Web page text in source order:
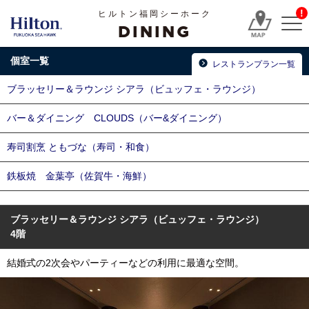
ヒルトン福岡シーホーク
DINING
!
個室一覧 レストランプラン一覧
ブラッセリー＆ラウンジ シアラ（ビュッフェ・ラウンジ）
バー＆ダイニング CLOUDS（バー&ダイニング）
寿司割烹 ともづな（寿司・和食）
鉄板焼 金葉亭（佐賀牛・海鮮）
ブラッセリー＆ラウンジ シアラ
（ビュッフェ・ラウンジ）
4階
結婚式の2次会やパーティーなどの利用に最適な空間。